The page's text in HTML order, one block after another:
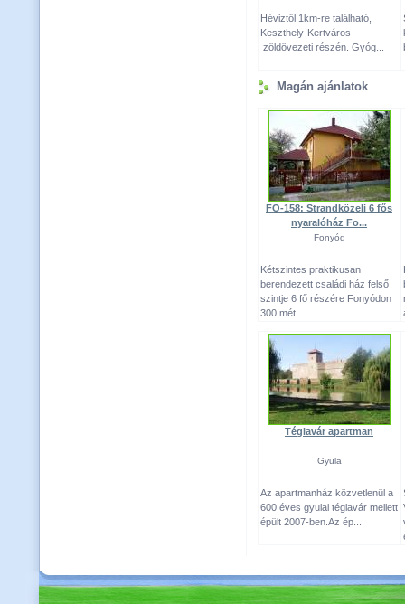
Héviztől 1km-re található,
Keszthely-Kertváros
zöldövezeti részén. Gyóg...
Magán ajánlatok
FO-158: Strandközeli 6 fős
nyaralóház Fo...
Fonyód
Kétszintes praktikusan
berendezett családi ház felső
szintje 6 fő részére Fonyódon
300 mét...
Téglavár apartman
Gyula
Az apartmanház közvetlenül a
600 éves gyulai téglavár mellett
épült 2007-ben.Az ép...